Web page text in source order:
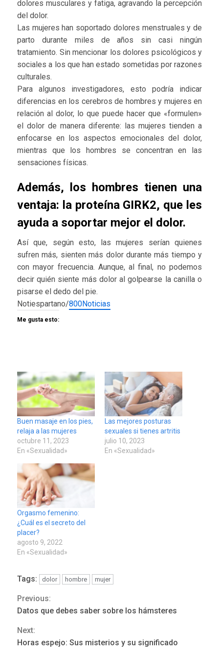
dolores musculares y fatiga, agravando la percepción
del dolor.
Las mujeres han soportado dolores menstruales y de
parto durante miles de años sin casi ningún
tratamiento. Sin mencionar los dolores psicológicos y
sociales a los que han estado sometidas por razones
culturales.
Para algunos investigadores, esto podría indicar
diferencias en los cerebros de hombres y mujeres en
relación al dolor, lo que puede hacer que «formulen»
el dolor de manera diferente: las mujeres tienden a
enfocarse en los aspectos emocionales del dolor,
mientras que los hombres se concentran en las
sensaciones físicas.
Además, los hombres tienen una
ventaja: la proteína GIRK2, que les
ayuda a soportar mejor el dolor.
Así que, según esto, las mujeres serían quienes
sufren más, sienten más dolor durante más tiempo y
con mayor frecuencia. Aunque, al final, no podemos
decir quién siente más dolor al golpearse la canilla o
pisarse el dedo del pie.
Notiespartano/800Noticias
Me gusta esto:
Buen masaje en los pies,
relaja a las mujeres
octubre 11, 2023
En «Sexualidad»
Las mejores posturas
sexuales si tienes artritis
julio 10, 2023
En «Sexualidad»
Orgasmo femenino:
¿Cuál es el secreto del
placer?
agosto 9, 2022
En «Sexualidad»
Tags: dolor hombre mujer
Continue
Reading
Previous:
Datos que debes saber sobre los hámsteres
Next:
Horas espejo: Sus misterios y su significado
3
POLÍTICA
ONGs piden a CIDH